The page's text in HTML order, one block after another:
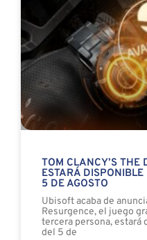
TOM CLANCY’S THE
ESTARÁ
5 DE AGOSTO
Ubisoft acaba de
Resurgence, el juego
tercera persona, estará
del 5 de